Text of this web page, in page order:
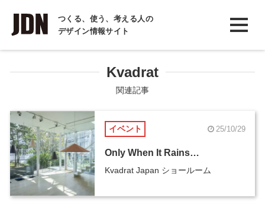
つくる、使う、考える人の
デザイン情報サイト
INTERVIEW
インタビュー
COLUMN
コラム
Kvadrat
関連記事
イベント 25/10/29
Only When It Rains…
Kvadrat Japan ショールーム